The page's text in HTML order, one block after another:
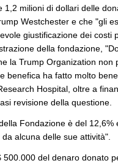
milioni di dollari delle
Westchester e che "gli
giustificazione dei
della fondazione,
la Trump Organization
benefica ha fatto molto
Hospital, oltre a
revisione della questione.
Fondazione è del
alcuna delle sue attività".
del denaro donato